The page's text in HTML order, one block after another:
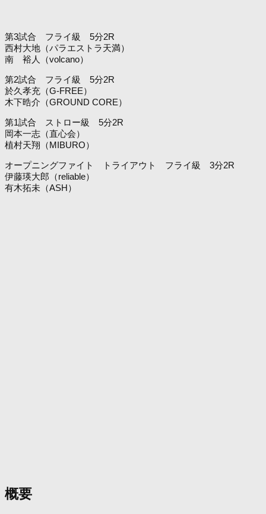
第3試合 フライ級 5分2R
西村大地（パラエストラ天満）
南 裕人（volcano）
第2試合 フライ級 5分2R
於久孝充（G-FREE）
木下晧介（GROUND CORE）
第1試合 ストロー級 5分2R
岡本一志（直心会）
植村天翔（MIBURO）
オープニングファイト トライアウト フライ級 3分2R
伊藤瑛大郎（reliable）
有木拓未（ASH）
概要